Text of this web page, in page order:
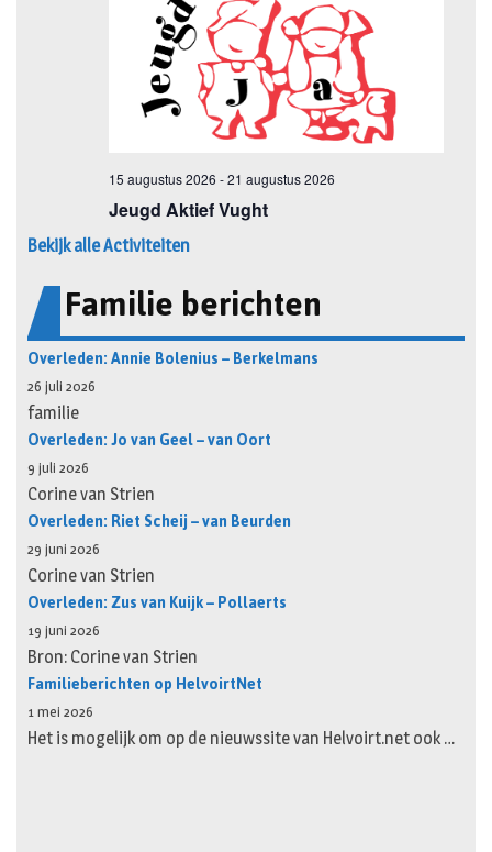
Bekijk alle Activiteiten
Familie berichten
Overleden: Annie Bolenius – Berkelmans
26 juli 2026
familie
Overleden: Jo van Geel – van Oort
9 juli 2026
Corine van Strien
Overleden: Riet Scheij – van Beurden
29 juni 2026
Corine van Strien
Overleden: Zus van Kuijk – Pollaerts
19 juni 2026
Bron: Corine van Strien
Familieberichten op HelvoirtNet
1 mei 2026
Het is mogelijk om op de nieuwssite van Helvoirt.net ook …